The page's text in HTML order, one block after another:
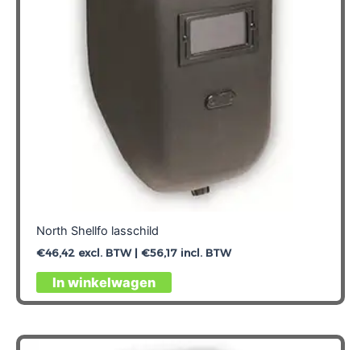
North Shellfo lasschild
€46,42excl. BTW | €56,17incl. BTW
In winkelwagen